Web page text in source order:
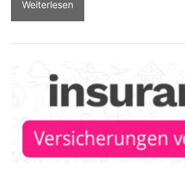
Weiterlesen